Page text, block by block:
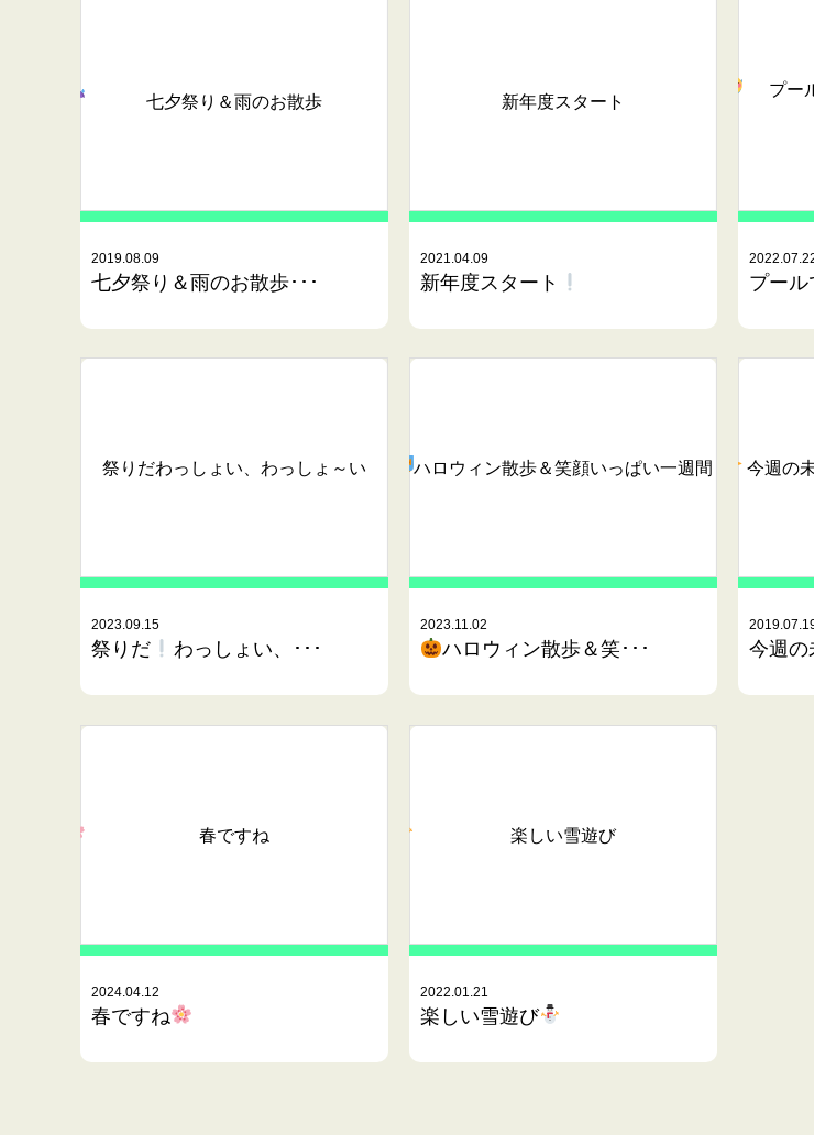
七夕祭り＆雨のお散歩
2019.08.09
七夕祭り＆雨のお散歩･･･
新年度スタート
2021.04.09
新年度スタート
プー
プール
祭りだわっしょい、わっしょ～い
2023.09.15
祭りだ わっしょい、･･･
ハロウィン散歩＆笑顔いっぱい一週間
2023.11.02
ハロウィン散歩＆笑･･･
今週の
今週の
春ですね
2024.04.12
春ですね
楽しい雪遊び
2022.01.21
楽しい雪遊び